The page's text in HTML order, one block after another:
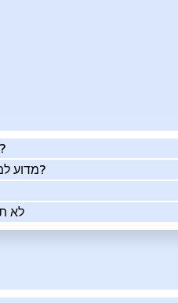
כמה העסק שלך שווה באמת?
מדוע למכור את העסק שלך בעזרתנו?
לא